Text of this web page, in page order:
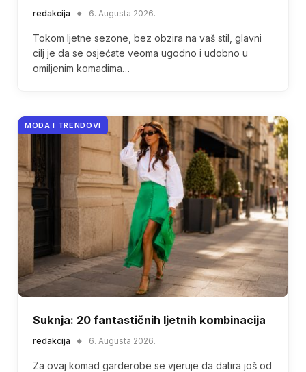
redakcija 6. Augusta 2026.
Tokom ljetne sezone, bez obzira na vaš stil, glavni
cilj je da se osjećate veoma ugodno i udobno u
omiljenim komadima…
MODA I TRENDOVI
Suknja: 20 fantastičnih ljetnih kombinacija
redakcija 6. Augusta 2026.
Za ovaj komad garderobe se vjeruje da datira još od